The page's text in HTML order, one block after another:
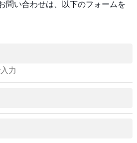
問い合わせは、以下のフォームを
力